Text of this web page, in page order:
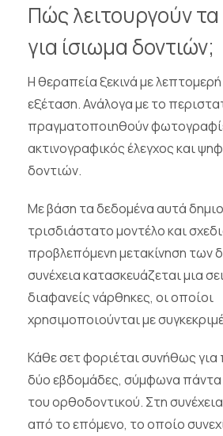
Πώς λειτουργούν
για ίσιωμα δοντιών;
Η θεραπεία ξεκινά με
εξέταση. Ανάλογα με το
πραγματοποιηθούν
ακτινογραφικός έλεγχος και
δοντιών.
Με βάση τα δεδομένα αυτά
τρισδιάστατο μοντέλο και
προβλεπόμενη μετακίνηση των
συνέχεια κατασκευάζεται μια
διαφανείς νάρθηκες, οι οποίοι
χρησιμοποιούνται με
Κάθε σετ φοριέται συνήθως
δύο εβδομάδες, σύμφωνα πάντα
του ορθοδοντικού. Στη
από το επόμενο, το οποίο